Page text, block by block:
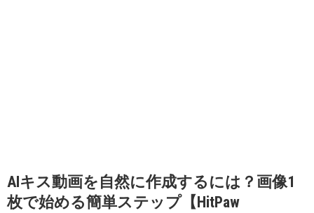
AIキス動画を自然に作成するには？画像1
枚で始める簡単ステップ【HitPaw